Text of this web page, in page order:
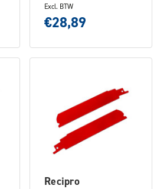
Excl. BTW
€28,89
Recipro